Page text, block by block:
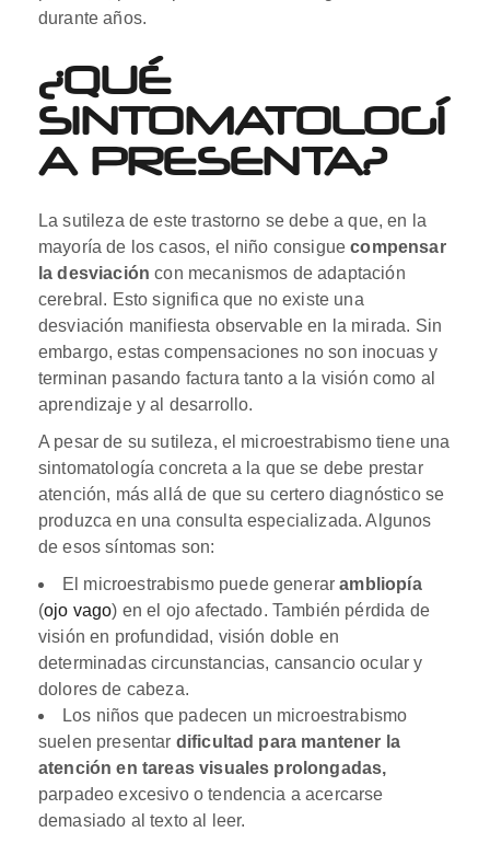
durante años.
¿QUÉ
SINTOMATOLOGÍ
A PRESENTA?
La sutileza de este trastorno se debe a que, en la
mayoría de los casos, el niño consiguecompensar
la desviación con mecanismos de adaptación
cerebral. Esto significa que no existe una
desviación manifiesta observable en la mirada. Sin
embargo, estas compensaciones no son inocuas y
terminan pasando factura tanto a la visión como al
aprendizaje y al desarrollo.
A pesar de su sutileza, el microestrabismo tiene una
sintomatología concreta a la que se debe prestar
atención, más allá de que su certero diagnóstico se
produzca en una consulta especializada. Algunos
de esos síntomas son:
El microestrabismo puede generarambliopía
(ojo vago) en el ojo afectado. También pérdida de
visión en profundidad, visión doble en
determinadas circunstancias, cansancio ocular y
dolores de cabeza.
Los niños que padecen un microestrabismo
suelen presentar dificultad para mantener la
atención en tareas visuales prolongadas,
parpadeo excesivo o tendencia a acercarse
demasiado al texto al leer.